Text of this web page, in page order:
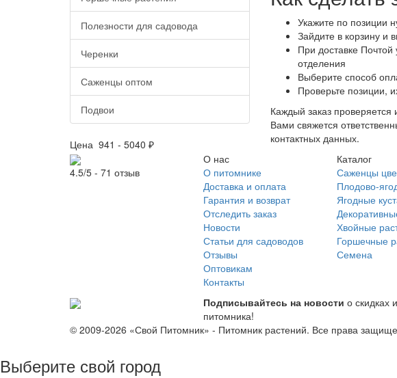
Полезности для садовода
Черенки
Саженцы оптом
Подвои
Цена 941 - 5040 ₽
Укажите по позиции
Зайдите в корзину
При доставке
отделения
Выберите способ
Проверьте позиции,
Каждый заказ
Вами свяжется
контактных данных.
4.5/5 - 71 отзыв
О нас
О питомнике
Доставка и оплата
Гарантия и возврат
Отследить заказ
Новости
Статьи для садоводов
Отзывы
Оптовикам
Контакты
Каталог
Саженцы
Плодово-
Ягодные
Хвойные
Горшечные
Семена
Подписывайтесь на новости о скидках
питомника!
© 2009-2026 «Свой Питомник» - Питомник растений. Все права
Выберите свой город